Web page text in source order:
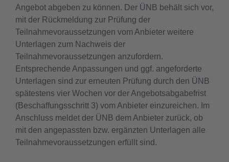
Angebot abgeben zu können. Der ÜNB behält sich vor,
mit der Rückmeldung zur Prüfung der
Teilnahmevoraussetzungen vom Anbieter weitere
Unterlagen zum Nachweis der
Teilnahmevoraussetzungen anzufordern.
Entsprechende Anpassungen und ggf. angeforderte
Unterlagen sind zur erneuten Prüfung durch den ÜNB
spätestens vier Wochen vor der Angebotsabgabefrist
(Beschaffungsschritt 3) vom Anbieter einzureichen. Im
Anschluss meldet der ÜNB dem Anbieter zurück, ob
mit den angepassten bzw. ergänzten Unterlagen alle
Teilnahmevoraussetzungen erfüllt sind.